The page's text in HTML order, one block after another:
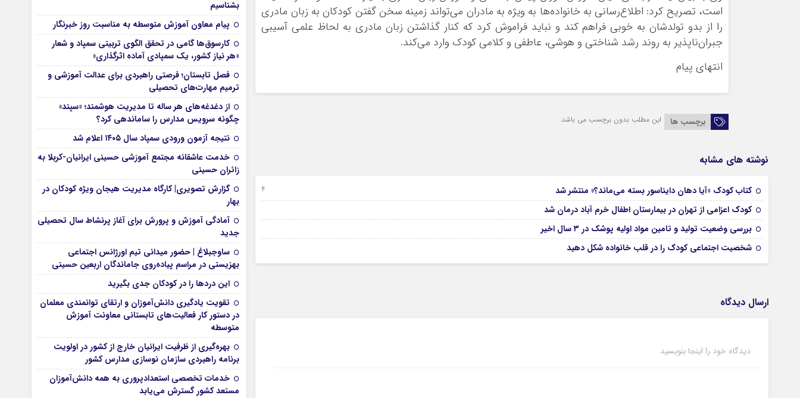
است، تصریح کرد: اطلاع‌رسانی به خانواده‌ها به ویژه به مادران می‌تواند زمینه سخن گفتن کودکان به زبان مادری
را از بدو تولدشان به خوبی فراهم کند و نباید فراموش کرد که کنار گذاشتن زبان مادری به لحاظ علمی آسیبی
جبران‌ناپذیر به روند رشد شناختی و هوشی، عاطفی و کلامی کودک وارد می‌کند.
انتهای پیام
برچسب ها این مطلب بدون برچسب می باشد.
نوشته های مشابه
کتاب کودک «آیا دهان دایناسور بسته می‌ماند؟» منتشر شد 24 شهریور 1403
کودک اعزامی از تهران در بیمارستان اطفال خرم آباد درمان شد
بررسی وضعیت تولید و تامین مواد اولیه پوشک در ۳ سال اخیر
شخصیت اجتماعی کودک را در قلب خانواده شکل دهید
ارسال دیدگاه
دیدگاه خود را اینجا بنویسید
بشناسیم
پیام معاون آموزش متوسطه به مناسبت روز خبرنگار
کارسوق‌ها گامی در تحقق الگوی تربیتی سمپاد و شعار
«هر نیاز کشور، یک سمپادی آماده اثرگذاری»
فصل تابستان؛ فرصتی راهبردی برای عدالت آموزشی و
ترمیم مهارت‌های تحصیلی
از دغدغه‌های هر ساله تا مدیریت هوشمند؛ «سپند»
چگونه سرویس مدارس را ساماندهی کرد؟
نتیجه آزمون ورودی سمپاد سال ۱۴۰۵ اعلام شد
خدمت عاشقانه مجتمع آموزشی‌ حسینی ایرانیان-کربلا به
زائران حسینی
گزارش تصویری| کارگاه مدیریت هیجان ویژه کودکان در
بهار
آمادگی آموزش و پرورش برای آغاز پرنشاط سال تحصیلی
جدید
ساوجبلاغ | حضور میدانی تیم اورژانس اجتماعی
بهزیستی در مراسم پیاده‌روی جاماندگان اربعین حسینی
این درد‌ها را در کودکان جدی بگیرید
تقویت یادگیری دانش‌آموزان و ارتقای توانمندی معلمان
در دستور کار فعالیت‌های تابستانی معاونت آموزش
متوسطه
بهره‌گیری از ظرفیت ایرانیان خارج از کشور در اولویت
برنامه راهبردی سازمان نوسازی مدارس کشور
خدمات تخصصی استعدادپروری به همه دانش‌آموزان
مستعد کشور گسترش می‌یابد